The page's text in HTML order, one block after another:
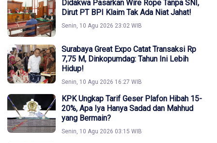
Didakwa Pasarkan Wire Rope Tanpa SNI,
Dirut PT BPI Klaim Tak Ada Niat Jahat!
Senin, 10 Agu 2026 23:02 WIB
Surabaya Great Expo Catat Transaksi Rp
7,75 M, Dinkopumdag: Tahun Ini Lebih
Hidup!
Senin, 10 Agu 2026 16:27 WIB
KPK Ungkap Tarif Geser Plafon Hibah 15-
20%, Apa Iya Hanya Sadad dan Mahhud
yang Bermain?
Senin, 10 Agu 2026 03:15 WIB